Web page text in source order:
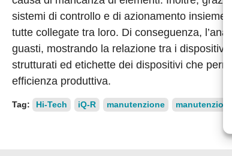
sistemi di controllo e di azionamento insieme
tutte collegate tra loro. Di conseguenza,
guasti, mostrando la relazione tra i dispositivi
strutturati ed etichette dei dispositivi che
efficienza produttiva.
Tag: Hi-Tech iQ-R manutenzione